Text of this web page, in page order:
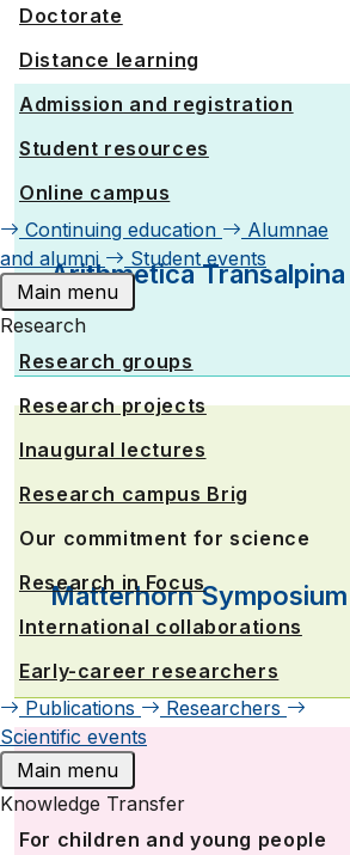
Doctorate
Distance learning
Admission and registration
Student resources
Online campus
Continuing education
Alumnae
and alumni
Student events
Main menu
Research
Research groups
Research projects
Inaugural lectures
Research campus Brig
Our commitment for science
Research in Focus
International collaborations
Early-career researchers
Publications
Researchers
Scientific events
Main menu
Knowledge Transfer
For children and young people
Remise des diplômes 2023
Karin Moser, nouvelle rectrice
Inauguration et Journée portes
Brigue
Remise des diplômes 2022
Arithmetica
Matterhorn